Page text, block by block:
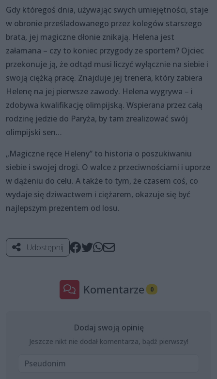
Gdy któregoś dnia, używając swych umiejętności, staje
w obronie prześladowanego przez kolegów starszego
brata, jej magiczne dłonie znikają. Helena jest
załamana – czy to koniec przygody ze sportem? Ojciec
przekonuje ją, że odtąd musi liczyć wyłącznie na siebie i
swoją ciężką pracę. Znajduje jej trenera, który zabiera
Helenę na jej pierwsze zawody. Helena wygrywa – i
zdobywa kwalifikację olimpijską. Wspierana przez całą
rodzinę jedzie do Paryża, by tam zrealizować swój
olimpijski sen…
„Magiczne ręce Heleny” to historia o poszukiwaniu
siebie i swojej drogi. O walce z przeciwnościami i uporze
w dążeniu do celu. A także to tym, że czasem coś, co
wydaje się dziwactwem i ciężarem, okazuje się być
najlepszym prezentem od losu.
Udostępnij
Komentarze 0
Dodaj swoją opinię
Jeszcze nikt nie dodał komentarza, bądź pierwszy!